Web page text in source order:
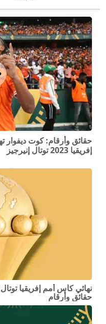
حقائق وأرقام: كوت ديفوار
إفريقيا 2023 توتال إنيرجيز
حقائق وأرقام